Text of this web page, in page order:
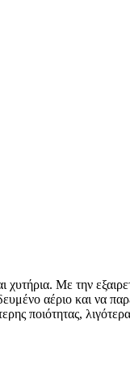
Με την
αέριο και να
ποιότητας,